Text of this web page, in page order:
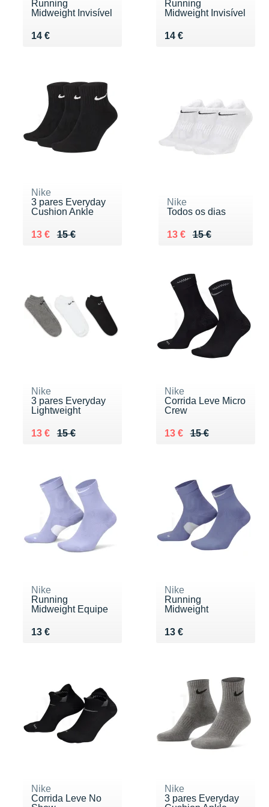
Running
Midweight Invisível
14 €
Vendu 14 €
Running
Midweight Invisível
14 €
Vendu 14 €
Nike
3 pares Everyday
Cushion Ankle
15 €
Au lieu de 15 €
13 €
Vendu 13 €
Nike
Todos os dias
15 €
Au lieu de 15 €
13 €
Vendu 13 €
Nike
3 pares Everyday
Lightweight
15 €
Au lieu de 15 €
13 €
Vendu 13 €
Nike
Corrida Leve Micro
Crew
15 €
Au lieu de 15 €
13 €
Vendu 13 €
Nike
Running
Midweight Equipe
13 €
Vendu 13 €
Nike
Running
Midweight
13 €
Vendu 13 €
Nike
Corrida Leve No
Nike
3 pares Everyday